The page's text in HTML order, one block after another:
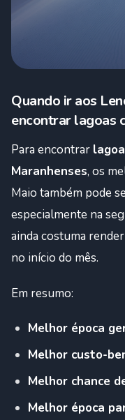
Quando ir aos
encontrar lagoas
Para encontrar
Maranhenses, os
Maio também pode
especialmente na
ainda costuma
no início do mês.
Em resumo:
Melhor época
Melhor custo-
Melhor chance
Melhor época